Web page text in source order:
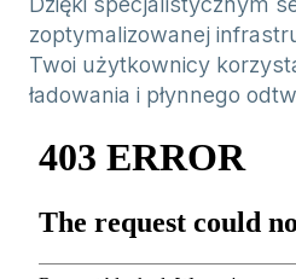
zoptymalizowanej
Twoi użytkownicy
ładowania i płynnego